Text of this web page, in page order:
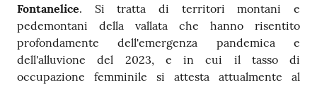
Fontanelice. Si tratta di territori montani e
pedemontani della vallata che hanno risentito
profondamente dell'emergenza pandemica e
dell'alluvione del 2023, e in cui il tasso di
occupazione femminile si attesta attualmente al